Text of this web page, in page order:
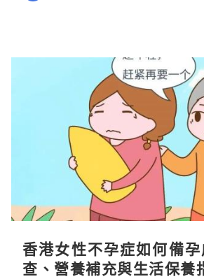
香港女性不孕症如何備
查、營養補充與生活保養